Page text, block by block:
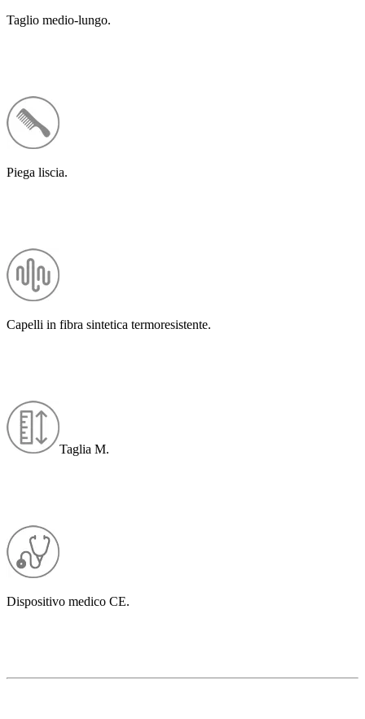
Taglio medio-lungo.
Piega liscia.
Capelli in fibra sintetica termoresistente.
Taglia M.
Dispositivo medico CE.